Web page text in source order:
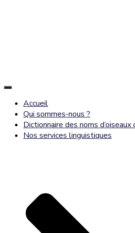
Déplier
navigationAccueil
Qui sommes-nous ?
Dictionnaire des noms
Nos services linguistiques